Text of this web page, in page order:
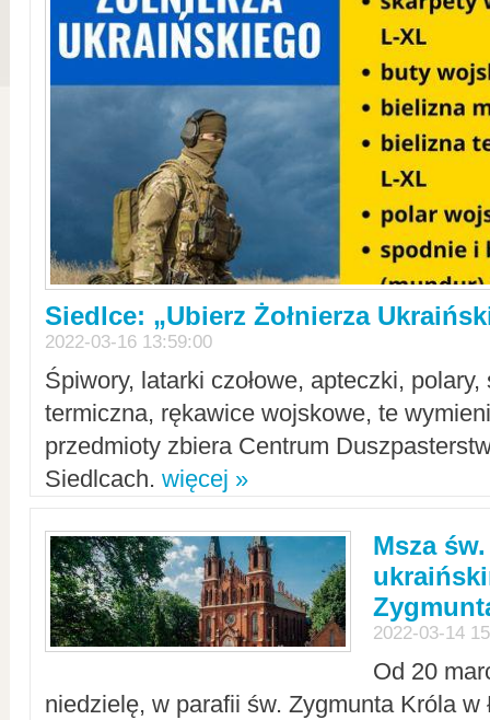
Siedlce: „Ubierz Żołnierza
2022-03-16 13:59:00
Śpiwory, latarki czołowe, apteczki,
termiczna, rękawice wojskowe, te
przedmioty zbiera Centrum
Siedlcach. więcej »
Msza
2022-03-14
Od 20
niedzielę, w parafii św. Zygmunta Króla w